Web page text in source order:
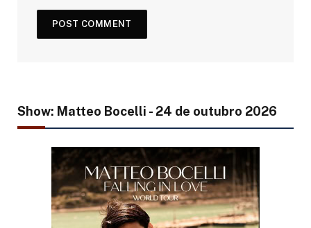
Show: Matteo Bocelli - 24 de outubro 2026